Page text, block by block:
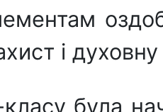
і духовну
була